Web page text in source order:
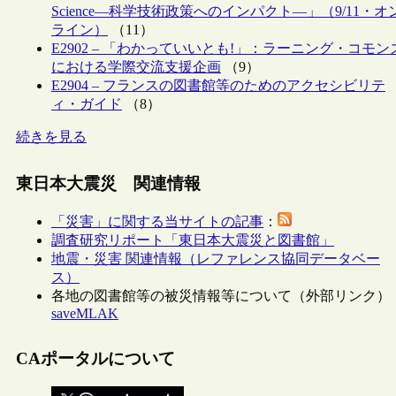
Science―科学技術政策へのインパクト―」（9/11・オ
ライン）
（11）
E2902 – 「わかっていいとも!」：ラーニング・コモン
における学際交流支援企画 （9）
E2904 – フランスの図書館等のためのアクセシビリテ
ィ・ガイド
（8）
続きを見る
東日本大震災 関連情報
「災害」に関する当サイトの記事 ：
調査研究リポート「東日本大震災と図書館」
地震・災害 関連情報（レファレンス協同データベー
ス）
各地の図書館等の被災情報等について（外部リンク）
saveMLAK
CAポータルについて